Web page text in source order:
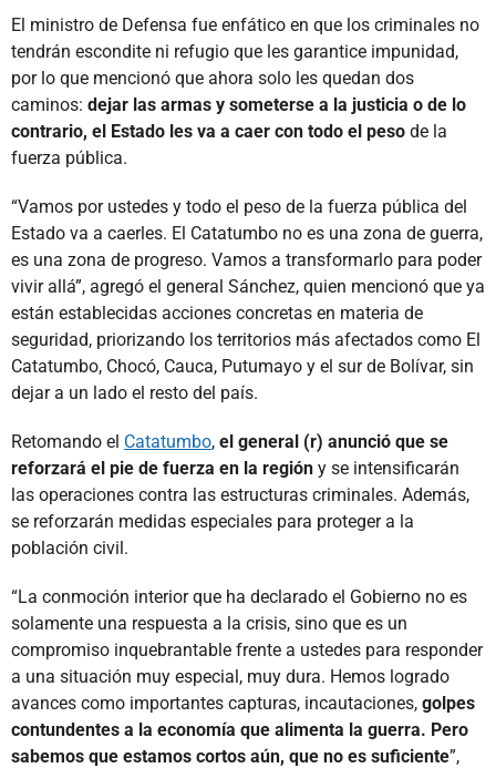
El ministro de Defensa fue enfático en que los criminales no
tendrán escondite ni refugio que les garantice impunidad,
por lo que mencionó que ahora solo les quedan dos
caminos: dejar las armas y someterse a la justicia o de lo
contrario, el Estado les va a caer con todo el peso de la
fuerza pública.
“Vamos por ustedes y todo el peso de la fuerza pública del
Estado va a caerles. El Catatumbo no es una zona de guerra,
es una zona de progreso. Vamos a transformarlo para poder
vivir allá”, agregó el general Sánchez, quien mencionó que ya
están establecidas acciones concretas en materia de
seguridad, priorizando los territorios más afectados como El
Catatumbo, Chocó, Cauca, Putumayo y el sur de Bolívar, sin
dejar a un lado el resto del país.
Retomando el Catatumbo, el general (r) anunció que se
reforzará el pie de fuerza en la región y se intensificarán
las operaciones contra las estructuras criminales. Además,
se reforzarán medidas especiales para proteger a la
población civil.
“La conmoción interior que ha declarado el Gobierno no es
solamente una respuesta a la crisis, sino que es un
compromiso inquebrantable frente a ustedes para responder
a una situación muy especial, muy dura. Hemos logrado
avances como importantes capturas, incautaciones, golpes
contundentes a la economía que alimenta la guerra. Pero
sabemos que estamos cortos aún, que no es suficiente”,